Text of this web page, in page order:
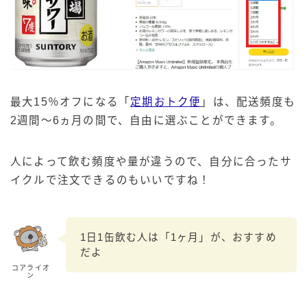
最大15％オフになる「 定期おトク便 」は、配送頻度も
2週間～6ヵ月の間で、自由に選ぶことができます。
人によって飲む頻度や量が違うので、自分に合ったサ
イクルで注文できるのもいいですね！
コアライオ
ン
1日1缶飲む人は「1ヶ月」が、おすすめ
だよ